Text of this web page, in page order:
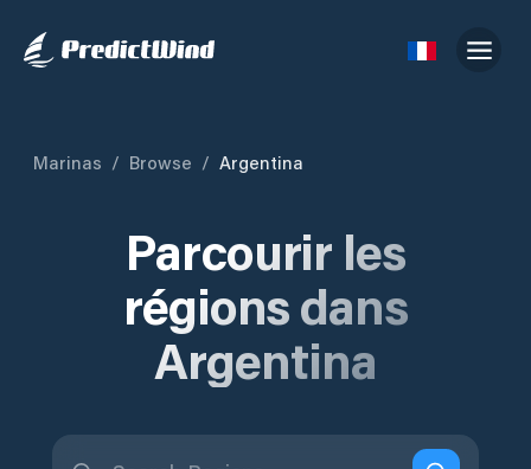
Marinas / Browse / Argentina
Parcourir les
régions dans
Argentina